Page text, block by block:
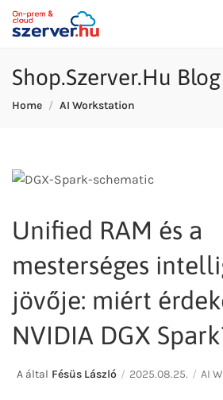
Shop.Szerver.Hu Blog
Home AI Workstation
Unified RAM és a
mesterséges
jövője: miért
NVIDIA DGX
A által Fésüs László 2025.08.25. AI